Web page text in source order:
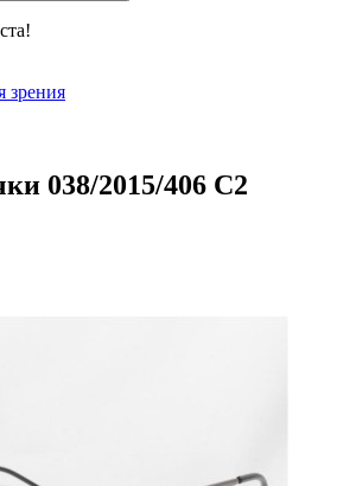
зрения
038/2015/406 C2